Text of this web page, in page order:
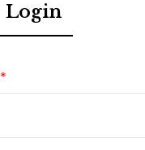
Login
*